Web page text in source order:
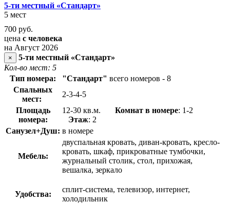
5-ти местный «Стандарт»
5 мест
700 руб.
цена с человека
на Август 2026
×
5-ти местный «Стандарт»
Кол-во мест: 5
Тип номера:
"Стандарт" всего номеров - 8
Спальных
мест:
2-3-4-5
Площадь
номера:
12-30 кв.м. Комнат в номере: 1-2
Этаж: 2
Санузел+Душ: в номере
Мебель:
двуспальная кровать, диван-кровать, кресло-
кровать, шкаф, прикроватные тумбочки,
журнальный столик, стол, прихожая,
вешалка, зеркало
Удобства:
сплит-система, телевизор, интернет,
холодильник